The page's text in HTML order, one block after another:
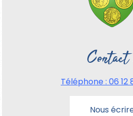
Téléphone : 06 12
Nous